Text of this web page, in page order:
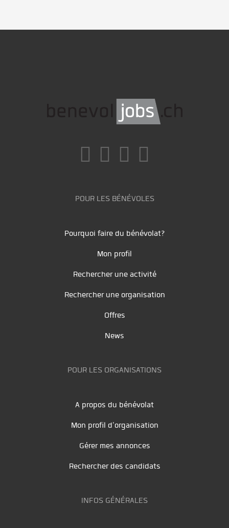
POUR LES BÉNÉVOLES
Pourquoi faire du bénévolat?
Mon profil
Rechercher une activité
Rechercher une organisation
Offres
News
POUR LES ORGANISATIONS
A propos du bénévolat
Mon profil d'organisation
Gérer mes annonces
Rechercher des candidats
INFOS GÉNÉRALES